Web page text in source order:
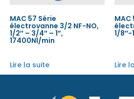
MAC 57 Série
électrovanne 3/2 NF-NO,
1/2″ – 3/4″ – 1”,
17400Nl/min
Lire la suite
MAC
1/8″-
Lire